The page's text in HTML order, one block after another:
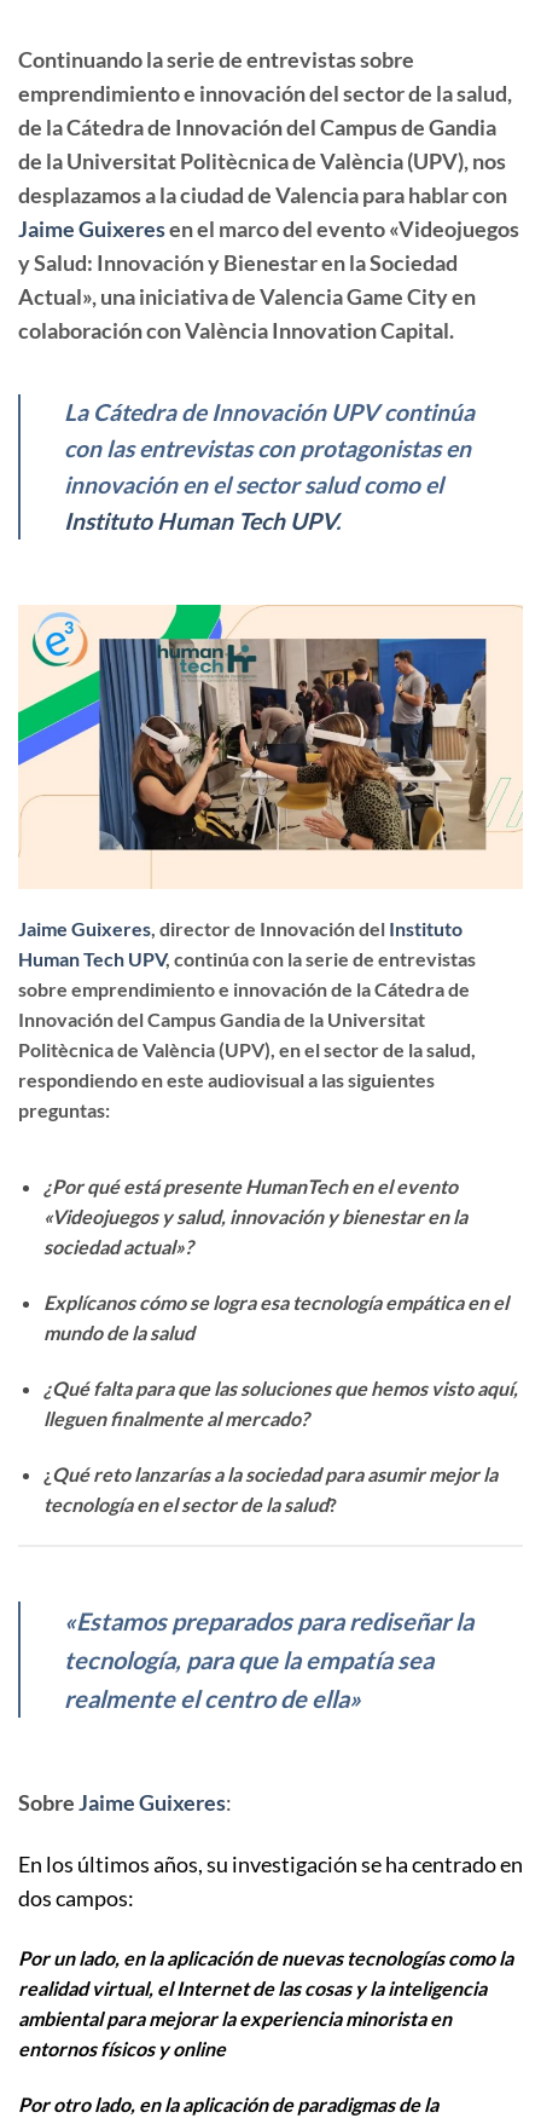
Continuando la serie de entrevistas sobre
emprendimiento e innovación del sector de la salud,
de la Cátedra de Innovación del Campus de Gandia
de la Universitat Politècnica de València (UPV), nos
desplazamos a la ciudad de Valencia para hablar con
Jaime Guixeresen el marco del evento «Videojuegos
y Salud: Innovación y Bienestar en la Sociedad
Actual», una iniciativa de Valencia Game City en
colaboración con València Innovation Capital.
La Cátedra de Innovación UPV continúa
con las entrevistas con protagonistas en
innovación en el sector salud como el
Instituto Human Tech UPV.
Jaime Guixeres, director de Innovación del Instituto
Human Tech UPV, continúa con la serie de entrevistas
sobre emprendimiento e innovación de la Cátedra de
Innovación del Campus Gandia de la Universitat
Politècnica de València (UPV), en el sector de la salud,
respondiendo en este audiovisual a las siguientes
preguntas:
¿Por qué está presente HumanTech en el evento
«Videojuegos y salud, innovación y bienestar en la
sociedad actual»?
Explícanos cómo se logra esa tecnología empática en el
mundo de la salud
¿Qué falta para que las soluciones que hemos visto aquí,
lleguen finalmente al mercado?
¿Qué reto lanzarías a la sociedad para asumir mejor la
tecnología en el sector de la salud?
«Estamos preparados para rediseñar la
tecnología, para que la empatía sea
realmente el centro de ella»
SobreJaime Guixeres:
En los últimos años, su investigación se ha centrado en
dos campos:
Por un lado, en la aplicación de nuevas tecnologías como la
realidad virtual, el Internet de las cosas y la inteligencia
ambiental para mejorar la experiencia minorista en
entornos físicos y online
Por otro lado, en la aplicación de paradigmas de la